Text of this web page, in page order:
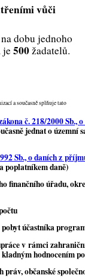
vůči
dobu jednoho
je500žadatelů.
a současně splňuje tato
č. 218/2000 Sb.,
jednat o územní
Sb., o daních z
poplatníkem daně)
finančního úřadu,
účastníka
v rámci
hodnocením
občanské